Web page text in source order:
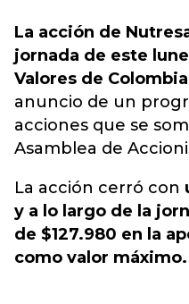
La acción de
jornada de este
Valores de
anuncio de un
acciones que se
Asamblea de
La acción cerró con
y a lo largo de la
de $127.980 en la
como valor máximo.